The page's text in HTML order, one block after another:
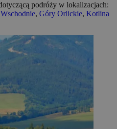
podróży w lokalizacjach:
, Góry Orlickie, Kotlina